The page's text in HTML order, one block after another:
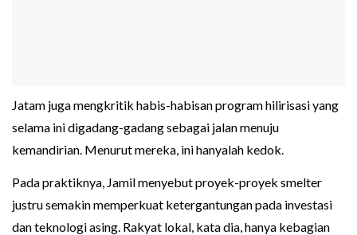
Jatam juga mengkritik habis-habisan program hilirisasi yang
selama ini digadang-gadang sebagai jalan menuju
kemandirian. Menurut mereka, ini hanyalah kedok.
Pada praktiknya, Jamil menyebut proyek-proyek smelter
justru semakin memperkuat ketergantungan pada investasi
dan teknologi asing. Rakyat lokal, kata dia, hanya kebagian